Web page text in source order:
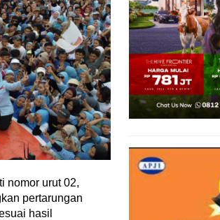
nomor urut 02,
pertarungan
hasil